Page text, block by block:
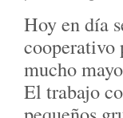
Hoy en día
cooperativo
mucho
El trabajo